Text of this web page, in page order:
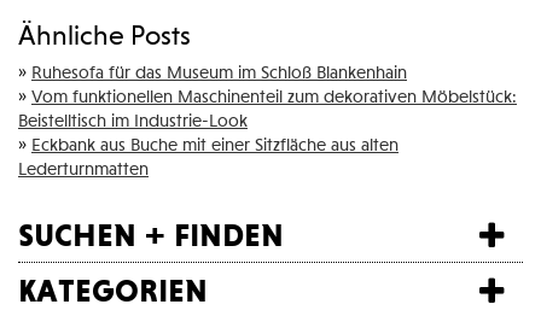
Ähnliche Posts
» Ruhesofa für das Museum im Schloß Blankenhain
» Vom funktionellen Maschinenteil zum dekorativen Möbelstück:
Beistelltisch im Industrie-Look
» Eckbank aus Buche mit einer Sitzfläche aus alten
Lederturnmatten
suchen + finden
kategorien